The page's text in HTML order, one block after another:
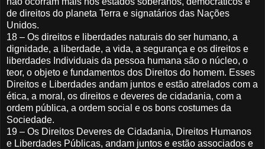
de direitos do planeta Terra e signatários das Nações
Unidos.
18 – Os direitos e liberdades naturais do ser humano, a
dignidade, a liberdade, a vida, a segurança e os direitos e
liberdades Individuais da pessoa humana são o núcleo, o
teor, o objeto e fundamentos dos Direitos do homem. Esses
Direitos e Liberdades andam juntos e estão atrelados com a
ética, a moral, os direitos e deveres de cidadania, com a
ordem pública, a ordem social e os bons costumes da
Sociedade.
19 – Os Direitos Deveres de Cidadania, Direitos Humanos
e Liberdades Públicas, andam juntos e estão associados e